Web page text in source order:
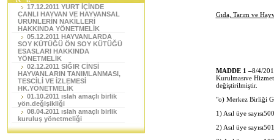
17.12.2011 YURT İÇİNDE
CANLI HAYVAN VE HAYVANSAL
ÜRÜNLERİN NAKİLLERİ
HAKKINDA YÖNETMELİK
05.12.2011 HAYVANLARDA
SOY KÜTÜĞÜ ÖN SOY KÜTÜĞÜ
ESASLARI HAKKINDA
YÖNETMELİK
02.12.2011 SIĞIR CİNSİ
HAYVANLARIN TANIMLANMASI,
TESCİLİ VE İZLEMESİ
HK.YÖNETMELİK
01.10.2011 ıslah amaçlı birlik
yön.değişikliği
08.04.2011 ıslah amaçlı birlik
kuruluş yönetmeliği
Gıda, Tarım ve
MADDE 1 ‒8/4/
Kurulmasıve
değiştirilmiştir.
"o) Merkez Birliği
1) Asıl üye
2) Asıl üye